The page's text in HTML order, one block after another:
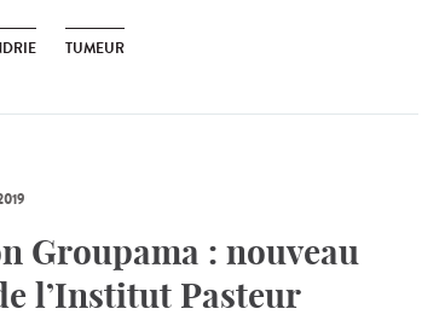
TUMEUR
Groupama : nouveau
l’Institut Pasteur